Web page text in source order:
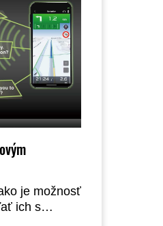
je možnosť
ich s